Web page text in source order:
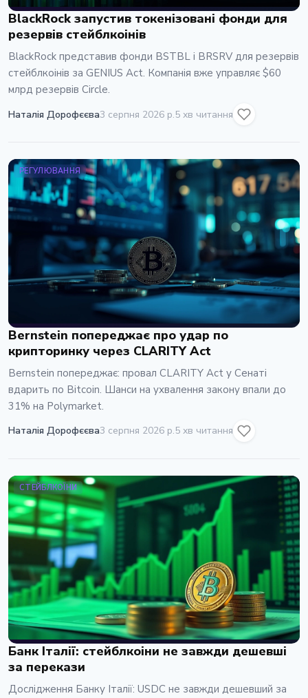
BlackRock запустив токенізовані фонди для
резервів стейблкоінів
BlackRock представив фонди BSTBL і BRSRV для резервів
стейблкоінів за GENIUS Act. Компанія вже управляє $60
млрд резервів Circle.
Наталія Дорофєєва3 серпня 2026 р.5 хв читання
РЕГУЛЮВАННЯ
Bernstein попереджає про удар по
крипторинку через CLARITY Act
Bernstein попереджає: провал CLARITY Act у Сенаті
вдарить по Bitcoin. Шанси на ухвалення закону впали до
31% на Polymarket.
Наталія Дорофєєва3 серпня 2026 р.5 хв читання
СТЕЙБЛКОЇНИ
Банк Італії: стейблкоіни не завжди дешевші
за перекази
Дослідження Банку Італії: USDC не завжди дешевший за